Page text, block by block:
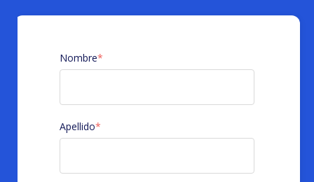
Nombre*
Apellido*